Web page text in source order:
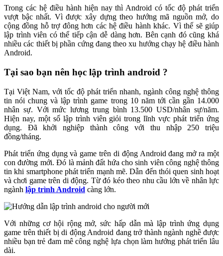
Trong các hệ điều hành hiện nay thì Android có tốc độ phát triển
vượt bậc nhất. Vì được xây dựng theo hướng mã nguồn mở, do
cộng đồng hỗ trợ đông hơn các hệ điều hành khác. Vì thế sẽ giúp
lập trình viên có thể tiếp cận dễ dàng hơn. Bên cạnh đó cũng khá
nhiều các thiết bị phần cứng đang theo xu hướng chạy hệ điều hành
Android.
Tại sao bạn nên học lập trình android ?
Tại Việt Nam, với tốc độ phát triển nhanh, ngành công nghệ thông
tin nói chung và lập trình game trong 10 năm tới cần gần 14.000
nhân sự. Với mức lương trung bình 13.500 USD/nhân sự/năm.
Hiện nay, một số lập trình viên giỏi trong lĩnh vực phát triển ứng
dụng. Đã khởi nghiệp thành công với thu nhập 250 triệu
đồng/tháng.
Phát triển ứng dụng và game trên di động Android đang mở ra một
con đường mới. Đó là mảnh đất hứa cho sinh viên công nghệ thông
tin khi smartphone phát triển mạnh mẽ. Dẫn đến thói quen sinh hoạt
và chơi game trên di động. Từ đó kéo theo nhu cầu lớn về nhân lực
ngành lập trình Android càng lớn.
Với những cơ hội rộng mở, sức hấp dẫn mà lập trình ứng dụng
game trên thiết bị di động Android đang trở thành ngành nghề được
nhiều bạn trẻ đam mê công nghệ lựa chọn làm hướng phát triển lâu
dài.